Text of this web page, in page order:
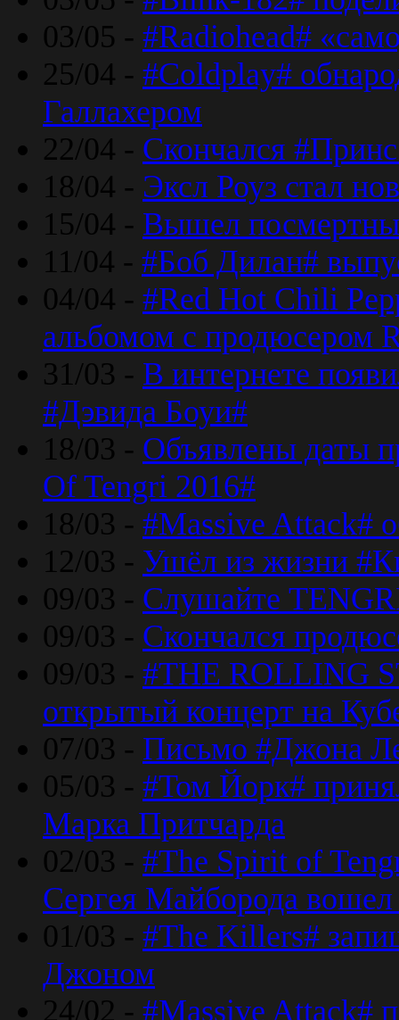
03/05 - #Radiohead#
25/04 - #Coldplay#
Галлахером
22/04 - Скончался
18/04 - Эксл Роуз стал
15/04 - Вышел
11/04 - #Боб Дилан#
04/04 - #Red Hot Chili
альбомом с продюсером
31/03 - В интернете
#Дэвида Боуи#
18/03 - Объявлены даты
Of Tengri 2016#
18/03 - #Massive Attack#
12/03 - Ушёл из жизни
09/03 - Слушайте
09/03 - Скончался
09/03 - #THE ROLLING
открытый концерт на
07/03 - Письмо #Джона
05/03 - #Том Йорк#
Марка Притчарда
02/03 - #The Spirit of
Сергея Майборода
01/03 - #The Killers#
Джоном
24/02 - #Massive Attack#